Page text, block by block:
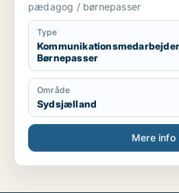
pædagog / børnepasser
Type
Børnepasser
Område
Sydsjælland
Mere info